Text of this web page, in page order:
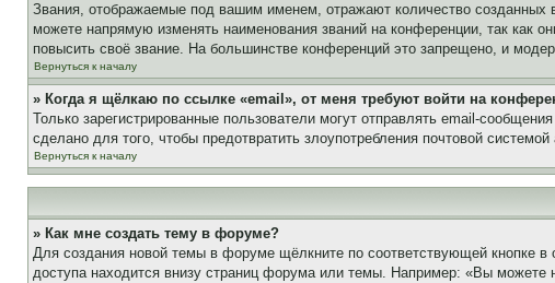
Звания, отображаемые под вашим именем, отражают количество
можете напрямую изменять наименования званий на конференции, так как
повысить своё звание. На большинстве конференций это запрещено, и
Вернуться к началу
» Когда я щёлкаю по ссылке «email», от меня требуют войти на
Только зарегистрированные пользователи могут отправлять email-
сделано для того, чтобы предотвратить злоупотребления почтовой
Вернуться к началу
» Как мне создать тему в форуме?
Для создания новой темы в форуме щёлкните по соответствующей кнопке
доступа находится внизу страниц форума или темы. Например: «Вы можете